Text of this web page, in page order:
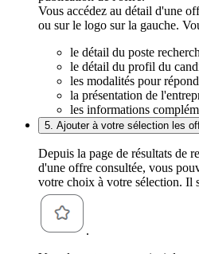
Vous accédez au détail d'une
ou sur le logo sur la gauche.
le détail du poste
le détail du profil du
les modalités pour
la présentation de
les informations
5. Ajouter à votre sélection les
Depuis la page de résultats de
d'une offre consultée, vous
votre choix à votre sélection. Il
.